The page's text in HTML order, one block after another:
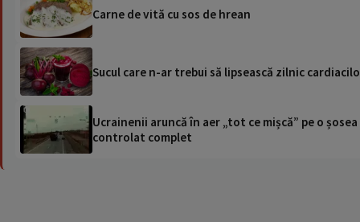
Carne de vită cu sos de hrean
Sucul care n-ar trebui să lipsească zilnic
Ucrainenii aruncă în aer „tot ce mișcă” pe o
controlat complet